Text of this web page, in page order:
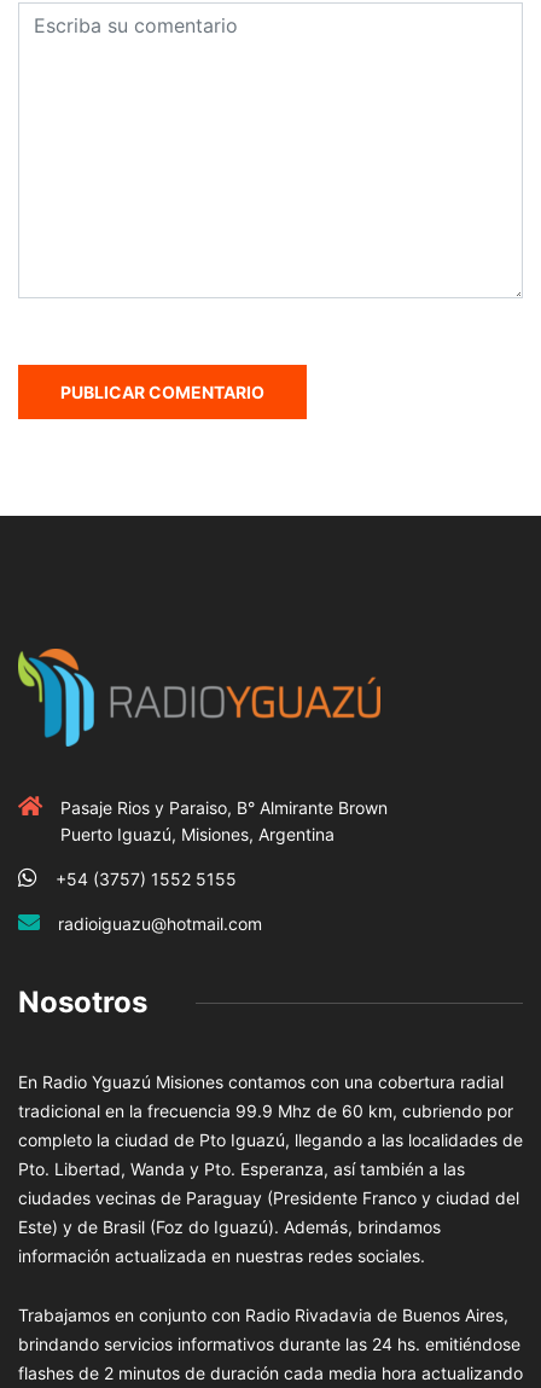
Pasaje Rios y Paraiso, B° Almirante Brown
Puerto Iguazú, Misiones, Argentina
+54 (3757) 1552 5155
radioiguazu@hotmail.com
Nosotros
En Radio Yguazú Misiones contamos con una cobertura radial
tradicional en la frecuencia 99.9 Mhz de 60 km, cubriendo por
completo la ciudad de Pto Iguazú, llegando a las localidades de
Pto. Libertad, Wanda y Pto. Esperanza, así también a las
ciudades vecinas de Paraguay (Presidente Franco y ciudad del
Este) y de Brasil (Foz do Iguazú). Además, brindamos
información actualizada en nuestras redes sociales.
Trabajamos en conjunto con Radio Rivadavia de Buenos Aires,
brindando servicios informativos durante las 24 hs. emitiéndose
flashes de 2 minutos de duración cada media hora actualizando